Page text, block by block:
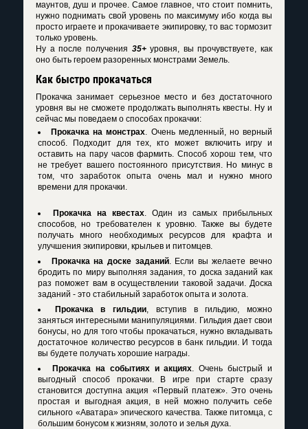
маунтов, душ и прочее. Самое главное, что стоит помнить,
нужно поднимать свой уровень по максимуму ибо когда вы
просто играете и прокачиваете экипировку, то вас тормозит
только уровень.
Ну а после получения 35+уровня, вы прочувствуете, как
оно быть героем разоренных монстрами Земель.
Как быстро прокачаться
Прокачка занимает серьезное место и без достаточного
уровня вы не сможете продолжать выполнять квесты. Ну и
сейчас мы поведаем о способах прокачки:
Прокачка на монстрах. Очень медленный, но верный
способ. Подходит для тех, кто может включить игру и
оставить на пару часов фармить. Способ хорош тем, что
не требует вашего постоянного присутствия. Но минус в
том, что заработок опыта очень мал и нужно много
времени для прокачки.
Прокачка на квестах. Один из самых прибыльных
способов, но требователен к уровню. Также вы будете
получать много необходимых ресурсов для крафта и
улучшения экипировки, крыльев и питомцев.
Прокачка на доске заданий. Если вы желаете вечно
бродить по миру выполняя задания, то доска заданий как
раз поможет вам в осуществлении таковой задачи. Доска
заданий - это стабильный заработок опыта и золота.
Прокачка в гильдии, вступив в гильдию, можно
заняться интересными манипуляциями. Гильдия дает свои
бонусы, но для того чтобы прокачаться, нужно вкладывать
достаточное количество ресурсов в банк гильдии. И тогда
вы будете получать хорошие награды.
Прокачка на событиях и акциях. Очень быстрый и
выгодный способ прокачки. В игре при старте сразу
становится доступна акция «Первый платеж». Это очень
простая и выгодная акция, в ней можно получить себе
сильного «Аватара» эпического качества. Также питомца, с
большим бонусом к жизням, золото и зелья духа.